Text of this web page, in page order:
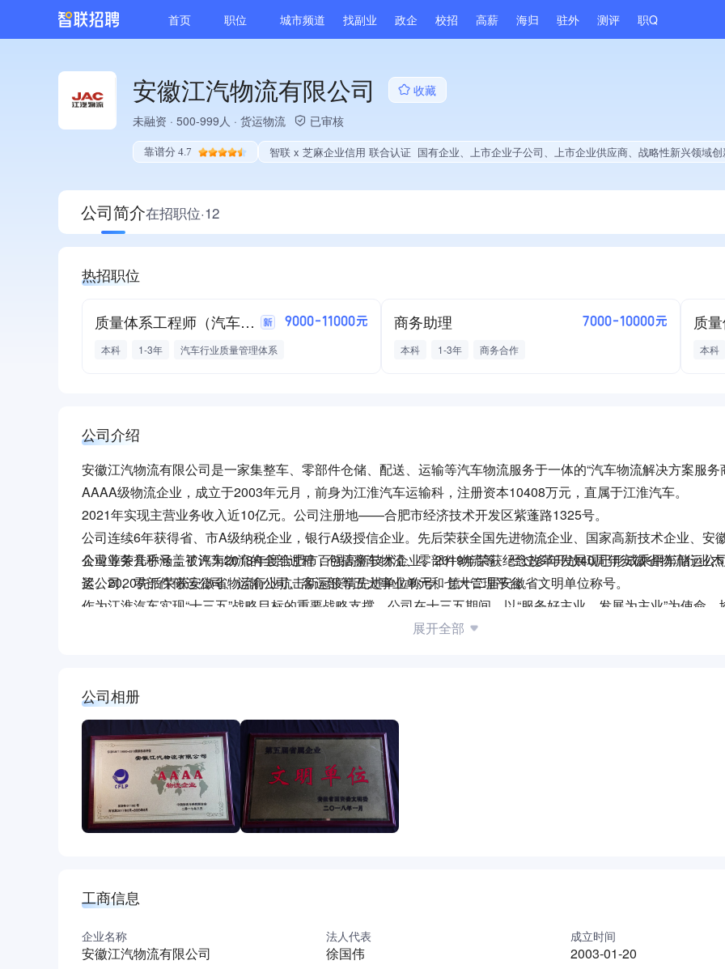
首页 职位 城市频道 找副业 政企 校招 高薪 海归 驻外 测评 职Q
安徽江汽物流有限公司
收藏
未融资 · 500-999人 · 货运物流 已审核
靠谱分 4.7 智联 x 芝麻企业信用 联合认证 国有企业、上市企业子公司、上市企业供应商、战略性新兴领域创新能力、薪资水平全省同行前10%、A级纳税人、劳动保障诚信A级、知名品牌供应商、拥有自主品牌、专利授权量同领域前30%、技术布局行业领先、经营年限全国同行前5%、集团成员、权威管理体系认证、大学生就业贡献、拥有专利、拥有绿色
公司简介在招职位·12
热招职位
质量体系工程师（汽车物流） 9000-11000元
本科 1-3年 汽车行业质量管理体系
商务助理 7000-10000元
本科 1-3年 商务合作
质
本科
公司介绍
安徽江汽物流有限公司是一家集整车、零部件仓储、配送、运输等汽车物流服务于一体的“汽车物流解决方案服务
AAAA级物流企业，成立于2003年元月，前身为江淮汽车运输科，注册资本10408万元，直属于江淮汽车。
2021年实现主营业务收入近10亿元。公司注册地——合肥市经济技术开发区紫蓬路1325号。
公司连续6年获得省、市A级纳税企业，银行A级授信企业。先后荣获全国先进物流企业、国家高新技术企业、安
企业等荣誉称号，被评为2018年度合肥市百强高新技术企业。2019年荣获纪念改革开放40周年安徽省物流行业
奖。2020先后荣获安徽省物流行业抗击新冠疫情先进单位称号、第十二届安徽省文明单位称号。
公司业务几乎涵盖了汽车物流的全部过程，包括整车物流、零部件物流等。经过多年发展现已形成乘用车储运公
运公司、零部件储运公司、运输公司、客运部等五大事业单元和七大管理平台。
作为江淮汽车实现“十三五”战略目标的重要战略支撑，公司在十三五期间，以“服务好主业，发展为主业”为使命，
展开全部
公司相册
工商信息
企业名称
安徽江汽物流有限公司
法人代表
徐国伟
成立时间
2003-01-20